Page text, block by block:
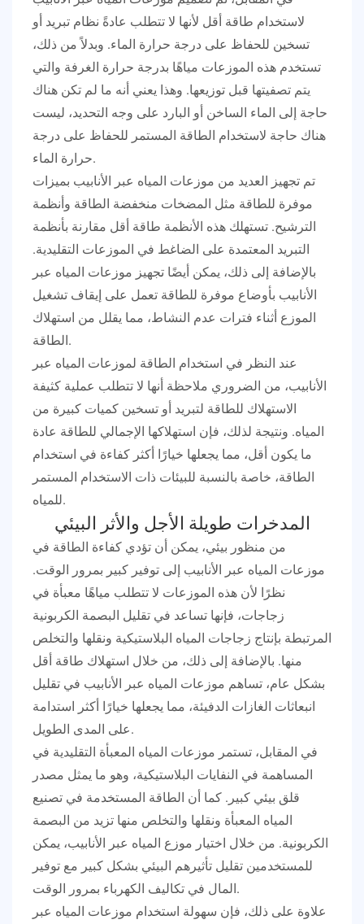
لاستخدام طاقة أقل لأنها لا تتطلب عادةً نظام تبريد أو
تسخين للحفاظ على درجة حرارة الماء. وبدلاً من ذلك،
تستخدم هذه الموزعات مياهًا بدرجة حرارة الغرفة والتي
يتم تصفيتها قبل توزيعها. وهذا يعني أنه ما لم تكن هناك
حاجة إلى الماء الساخن أو البارد على وجه التحديد، ليست
هناك حاجة لاستخدام الطاقة المستمر للحفاظ على درجة
حرارة الماء.
تم تجهيز العديد من موزعات المياه عبر الأنابيب بميزات
موفرة للطاقة مثل المضخات منخفضة الطاقة وأنظمة
الترشيح. تستهلك هذه الأنظمة طاقة أقل مقارنة بأنظمة
التبريد المعتمدة على الضاغط في الموزعات التقليدية.
بالإضافة إلى ذلك، يمكن أيضًا تجهيز موزعات المياه عبر
الأنابيب بأوضاع موفرة للطاقة تعمل على إيقاف تشغيل
الموزع أثناء فترات عدم النشاط، مما يقلل من استهلاك
الطاقة.
عند النظر في استخدام الطاقة لموزعات المياه عبر
الأنابيب، من الضروري ملاحظة أنها لا تتطلب عملية كثيفة
الاستهلاك للطاقة لتبريد أو تسخين كميات كبيرة من
المياه. ونتيجة لذلك، فإن استهلاكها الإجمالي للطاقة عادة
ما يكون أقل، مما يجعلها خيارًا أكثر كفاءة في استخدام
الطاقة، خاصة بالنسبة للبيئات ذات الاستخدام المستمر
للمياه.
المدخرات طويلة الأجل والأثر البيئي
من منظور بيئي، يمكن أن تؤدي كفاءة الطاقة في
موزعات المياه عبر الأنابيب إلى توفير كبير بمرور الوقت.
نظرًا لأن هذه الموزعات لا تتطلب مياهًا معبأة في
زجاجات، فإنها تساعد في تقليل البصمة الكربونية
المرتبطة بإنتاج زجاجات المياه البلاستيكية ونقلها والتخلص
منها. بالإضافة إلى ذلك، من خلال استهلاك طاقة أقل
بشكل عام، تساهم موزعات المياه عبر الأنابيب في تقليل
انبعاثات الغازات الدفيئة، مما يجعلها خيارًا أكثر استدامة
على المدى الطويل.
في المقابل، تستمر موزعات المياه المعبأة التقليدية في
المساهمة في النفايات البلاستيكية، وهو ما يمثل مصدر
قلق بيئي كبير. كما أن الطاقة المستخدمة في تصنيع
المياه المعبأة ونقلها والتخلص منها تزيد من البصمة
الكربونية. من خلال اختيار موزع المياه عبر الأنابيب، يمكن
للمستخدمين تقليل تأثيرهم البيئي بشكل كبير مع توفير
المال في تكاليف الكهرباء بمرور الوقت.
علاوة على ذلك، فإن سهولة استخدام موزعات المياه عبر